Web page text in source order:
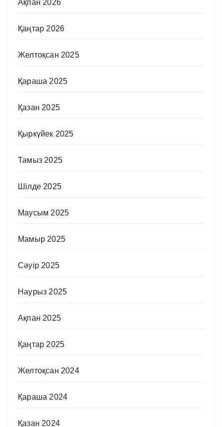
Ақпан 2026
Қаңтар 2026
Желтоқсан 2025
Қараша 2025
Қазан 2025
Қыркүйек 2025
Тамыз 2025
Шілде 2025
Маусым 2025
Мамыр 2025
Сәуір 2025
Наурыз 2025
Ақпан 2025
Қаңтар 2025
Желтоқсан 2024
Қараша 2024
Қазан 2024